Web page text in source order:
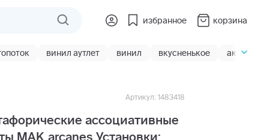
избранное корзина
винил аутлет винил вкусненькое акции
ассоциативные
MAK.arcanes Установки:
Артикул: 1483418